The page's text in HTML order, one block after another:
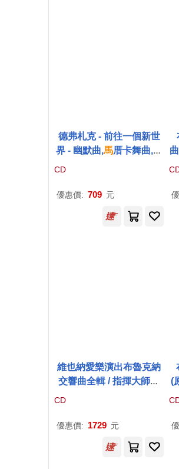
德弗札克 - 前往一個新世
界 - 幽默曲,馬厝卡舞曲,剪
影 / 約拿.維多 鋼琴(Dvora
eau / Jonas Vitaud)
CD
優惠價: 709 元
:
維也納愛樂演出布魯克納
交響曲全輯 / 指揮大師阿
巴多、海汀
D)(Bruckner : Complete
uti∙Haitink∙Böhm∙Maazel∙
CD
優惠價: 1729 元
(